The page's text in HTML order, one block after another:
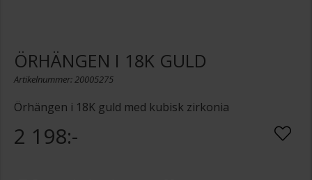
ÖRHÄNGEN I 18K GULD
Artikelnummer: 20005275
Örhängen i 18K guld med kubisk zirkonia
2 198:-